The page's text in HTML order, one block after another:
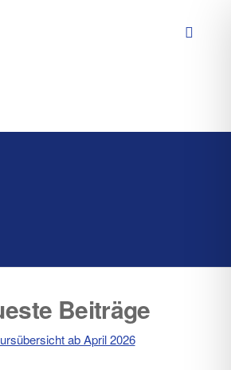
Beiträge
ab April 2026